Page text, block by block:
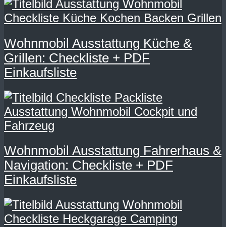
Wohnmobil Ausstattung Küche &
Grillen: Checkliste + PDF
Einkaufsliste
Wohnmobil Ausstattung Fahrerhaus &
Navigation: Checkliste + PDF
Einkaufsliste